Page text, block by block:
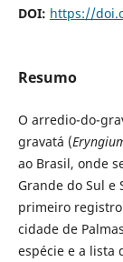
DOI: https://
Resumo
O arredio-do-
gravatá (
ao Brasil, onde
Grande do Sul e
primeiro registro
cidade de
espécie e a lista